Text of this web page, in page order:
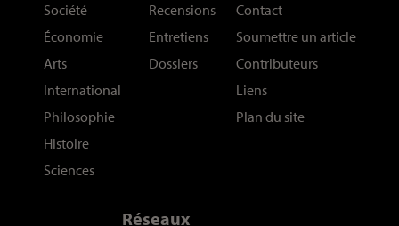
Société
Économie
Arts
International
Philosophie
Histoire
Sciences
Recensions
Entretiens
Dossiers
Contact
Soumettre un article
Contributeurs
Liens
Plan du site
Réseaux